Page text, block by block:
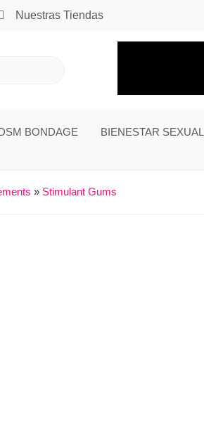
Nuestras Tiendas
BONDAGE BIENESTAR SEXUAL
» Stimulant Gums